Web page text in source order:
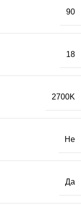
90
18
2700K
Не
Да